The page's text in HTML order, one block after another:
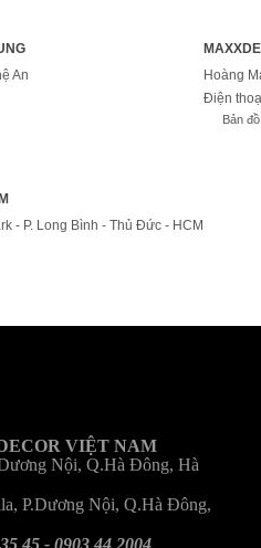
An
Hoàng
Điện
Bản
- P. Long Bình - Thủ Đức - HCM
VIỆT NAM
Nội, Q.Hà Đông, Hà
P.Dương Nội, Q.Hà Đông,
45 - 0903 44 2004